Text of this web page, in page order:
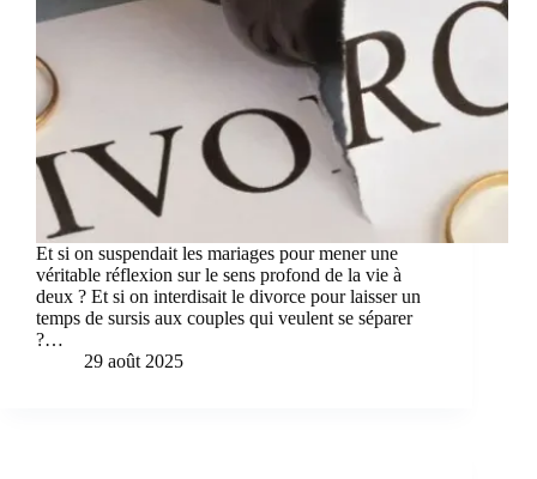
Et si on suspendait les mariages pour mener une
véritable réflexion sur le sens profond de la vie à
deux ? Et si on interdisait le divorce pour laisser un
temps de sursis aux couples qui veulent se séparer
?…
29 août 2025